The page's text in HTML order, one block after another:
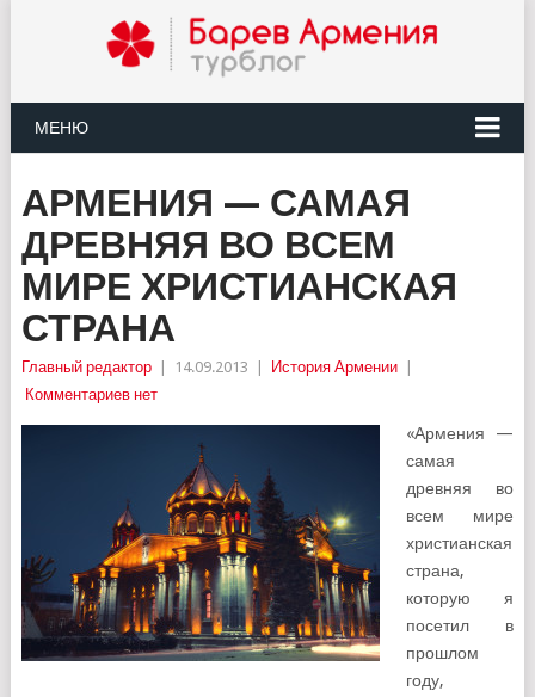
МЕНЮ
АРМЕНИЯ — САМАЯ
ДРЕВНЯЯ ВО ВСЕМ
МИРЕ ХРИСТИАНСКАЯ
СТРАНА
Главный редактор 14.09.2013 История Армении
Комментариев нет
«Армения —
самая
древняя во
всем мире
христианская
страна,
которую я
посетил в
прошлом
году,